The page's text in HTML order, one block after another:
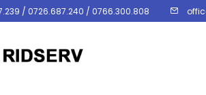
/ 0726.687.240 / 0766.300.808